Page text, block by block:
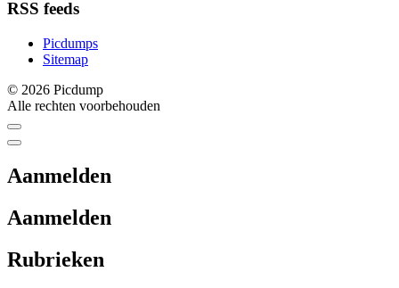
RSS feeds
Picdumps
Sitemap
© 2026 Picdump
Alle rechten voorbehouden
Aanmelden
Aanmelden
Rubrieken